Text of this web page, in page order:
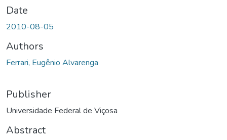
Date
2010-08-05
Authors
Ferrari, Eugênio Alvarenga
Publisher
Universidade Federal de Viçosa
Abstract